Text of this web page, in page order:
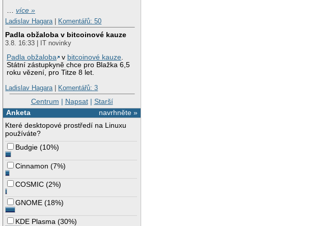
…více »
Ladislav Hagara| Komentářů: 50
Padla obžaloba v bitcoinové kauze
3.8. 16:33 | IT novinky
Padla obžaloba
v bitcoinové kauze.
Státní zástupkyně chce pro Blažka 6,5
roku vězení, pro Titze 8 let.
Ladislav Hagara| Komentářů: 3
Centrum | Napsat| Starší
navrhněte »
Anketa
Které desktopové prostředí na Linuxu
používáte?
Budgie (10%)
Cinnamon (7%)
COSMIC (2%)
GNOME (18%)
KDE Plasma (30%)